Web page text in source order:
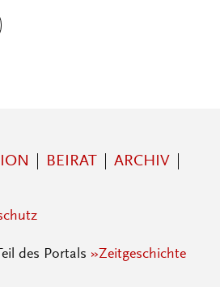
BEIRAT
ARCHIV
des Portals »Zeitgeschichte